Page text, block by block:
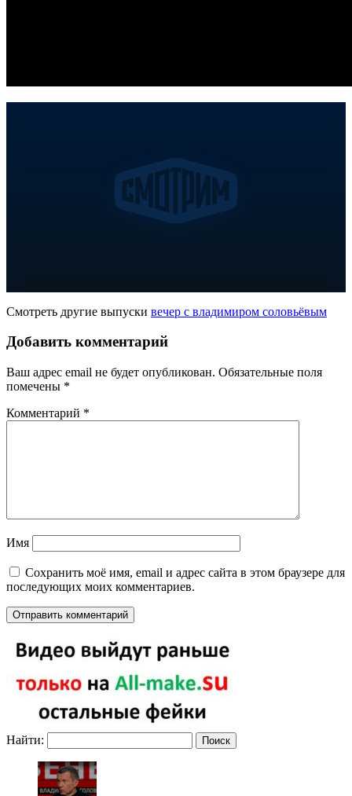
Смотреть другие выпуски вечер с владимиром соловьёвым
Добавить комментарий
Ваш адрес email не будет опубликован. Обязательные поля
помечены *
Комментарий *
Имя
Сохранить моё имя, email и адрес сайта в этом браузере для
последующих моих комментариев.
Найти: